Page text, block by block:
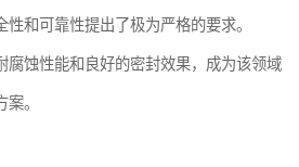
和可靠性提出了极为严格的要求。
腐蚀性能和良好的密封效果，成为该领域
。